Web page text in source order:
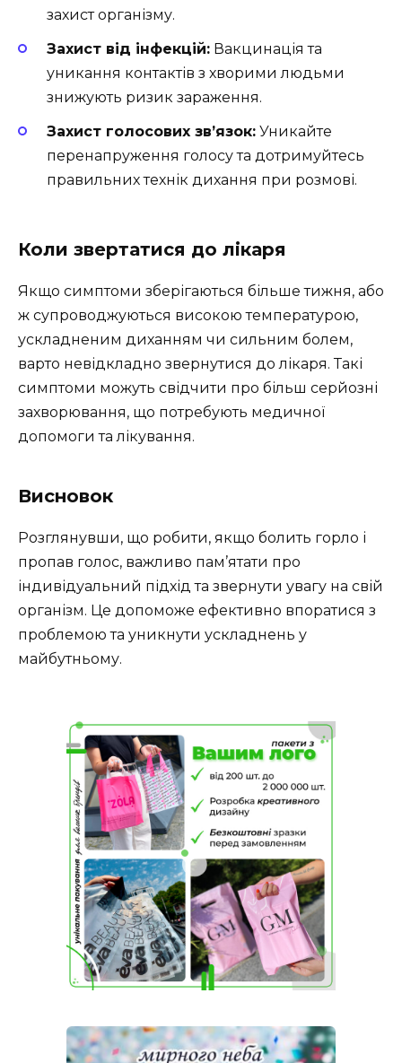
захист організму.
Захист від інфекцій: Вакцинація та
уникання контактів з хворими людьми
знижують ризик зараження.
Захист голосових зв’язок: Уникайте
перенапруження голосу та дотримуйтесь
правильних технік дихання при розмові.
Коли звертатися до лікаря
Якщо симптоми зберігаються більше тижня, або
ж супроводжуються високою температурою,
ускладненим диханням чи сильним болем,
варто невідкладно звернутися до лікаря. Такі
симптоми можуть свідчити про більш серйозні
захворювання, що потребують медичної
допомоги та лікування.
Висновок
Розглянувши, що робити, якщо болить горло і
пропав голос, важливо пам’ятати про
індивідуальний підхід та звернути увагу на свій
організм. Це допоможе ефективно впоратися з
проблемою та уникнути ускладнень у
майбутньому.